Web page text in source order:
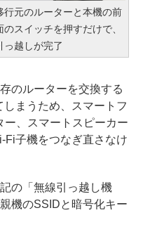
行元のルーターと本機の前
のスイッチを押すだけで、
っ越しが完了
のルーターを交換する
まうため、スマートフ
ー、スマートスピーカー
Fi子機をつなぎ直さなけ
の「無線引っ越し機
機のSSIDと暗号化キー